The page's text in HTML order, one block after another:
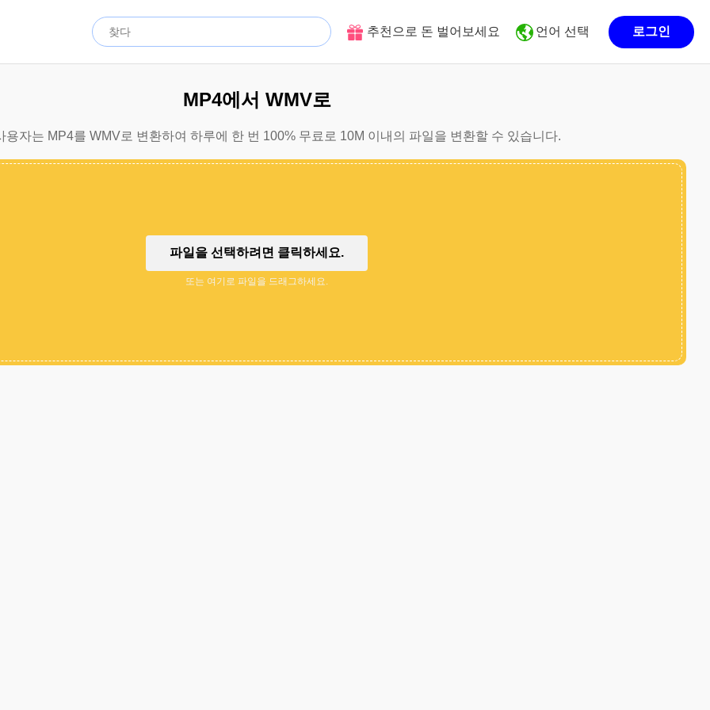
추천으로 돈 벌어보세요 언어 선택 로그인
MP4에서 WMV로
용자는 MP4를 WMV로 변환하여 하루에 한 번 100% 무료로 10M 이내의 파일을 변환할 수 있습니다.
파일을 선택하려면 클릭하세요.
또는 여기로 파일을 드래그하세요.